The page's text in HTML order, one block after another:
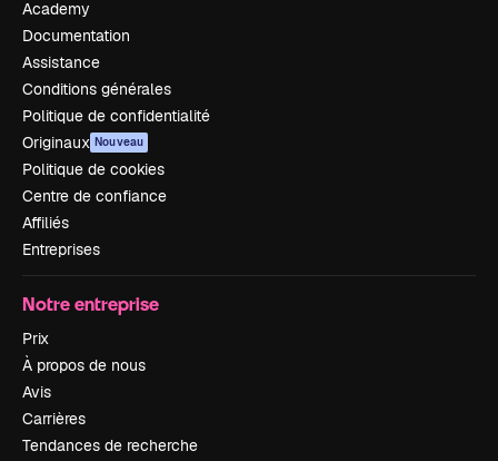
Academy
Documentation
Assistance
Conditions générales
Politique de confidentialité
Originaux Nouveau
Politique de cookies
Centre de confiance
Affiliés
Entreprises
Notre entreprise
Prix
À propos de nous
Avis
Carrières
Tendances de recherche